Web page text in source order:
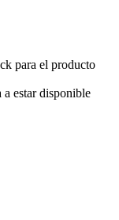
para el producto
a estar disponible